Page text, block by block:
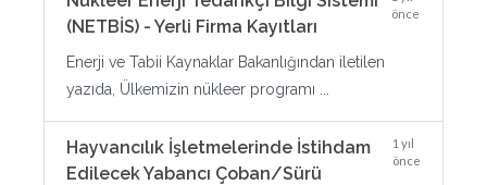
(NETBİS) - Yerli Firma Kayıtları
önce
Enerji ve Tabii Kaynaklar Bakanlığından iletilen
yazıda, Ülkemizin nükleer programı ...
Hayvancılık İşletmelerinde İstihdam
Edilecek Yabancı Çoban/Sürü
1 yıl
önce